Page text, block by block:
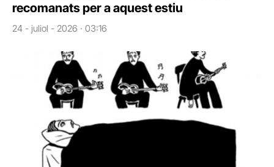
recomanats per a aquest estiu
24 - juliol - 2026 · 03:16